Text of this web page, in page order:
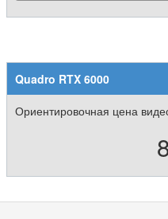
Quadro RTX 6000
Ориентировочная цена